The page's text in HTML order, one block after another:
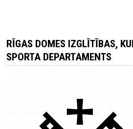
RĪGAS DOMES IZGLĪTĪBAS,
SPORTA DEPARTAMENTS